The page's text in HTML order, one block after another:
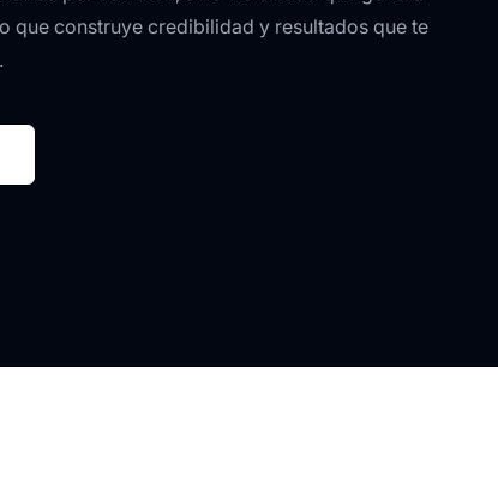
que construye credibilidad y resultados que te